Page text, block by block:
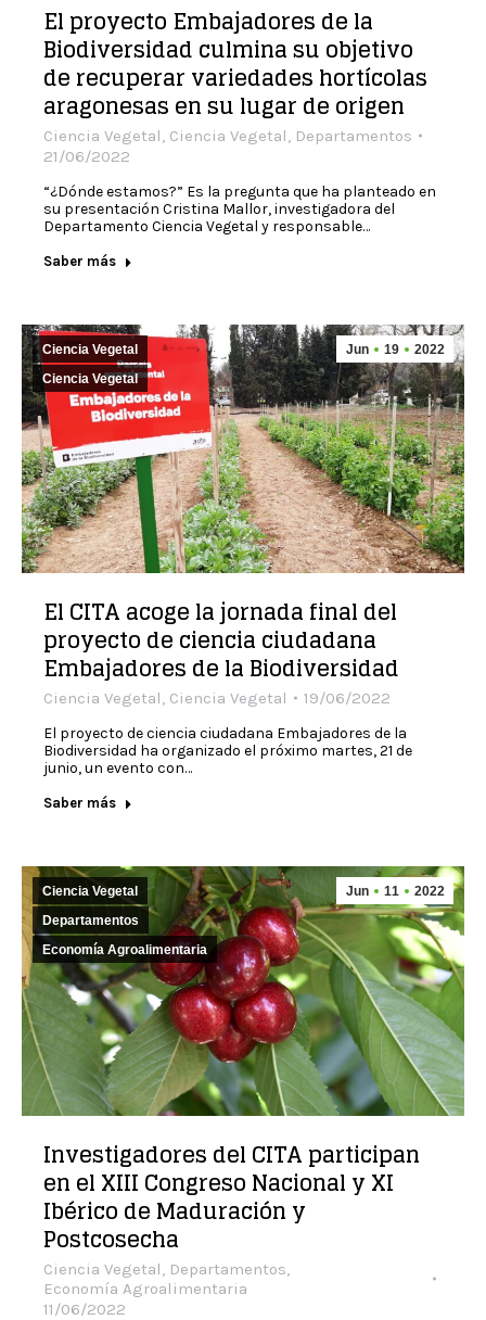
El proyecto Embajadores de la
Biodiversidad culmina su objetivo
de recuperar variedades hortícolas
aragonesas en su lugar de origen
Ciencia Vegetal, Ciencia Vegetal, Departamentos
21/06/2022
“¿Dónde estamos?” Es la pregunta que ha planteado en
su presentación Cristina Mallor, investigadora del
Departamento Ciencia Vegetal y responsable…
Saber más
Jun 19 2022
Ciencia Vegetal
Ciencia Vegetal
El CITA acoge la jornada final del
proyecto de ciencia ciudadana
Embajadores de la Biodiversidad
Ciencia Vegetal, Ciencia Vegetal 19/06/2022
El proyecto de ciencia ciudadana Embajadores de la
Biodiversidad ha organizado el próximo martes, 21 de
junio, un evento con…
Saber más
Jun 11 2022
Ciencia Vegetal
Departamentos
Economía Agroalimentaria
Investigadores del CITA participan
en el XIII Congreso Nacional y XI
Ibérico de Maduración y
Postcosecha
Ciencia Vegetal, Departamentos,
Economía Agroalimentaria
11/06/2022